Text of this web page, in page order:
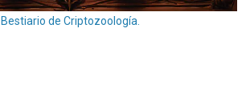
Bestiario de Criptozoología.